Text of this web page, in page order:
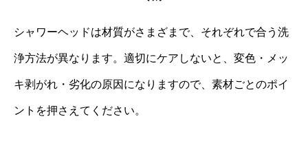
シャワーヘッドは材質がさまざまで、それぞれで合う洗
浄方法が異なります。適切にケアしないと、変色・メッ
キ剥がれ・劣化の原因になりますので、素材ごとのポイ
ントを押さえてください。